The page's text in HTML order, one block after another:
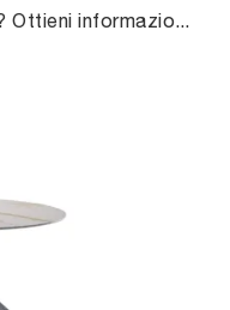
Vuoi completare spazi design? Ottieni informazioni sui tavoli design fissi: il modello da pranzo Leo ti aspetta.